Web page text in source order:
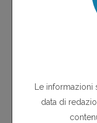
ml con
nebulizzatore